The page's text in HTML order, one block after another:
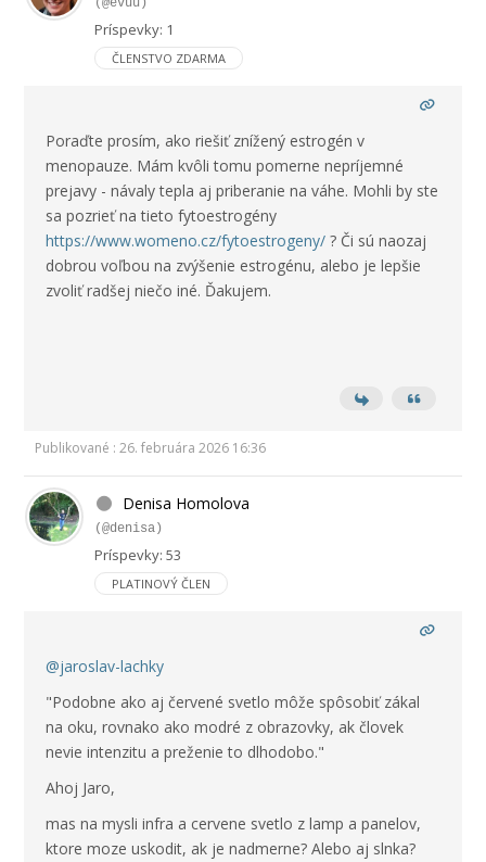
(@evuu)
Príspevky: 1
ČLENSTVO ZDARMA
Poraďte prosím, ako riešiť znížený estrogén v
menopauze. Mám kvôli tomu pomerne nepríjemné
prejavy - návaly tepla aj priberanie na váhe. Mohli by ste
sa pozrieť na tieto fytoestrogény
https://www.womeno.cz/fytoestrogeny/? Či sú naozaj
dobrou voľbou na zvýšenie estrogénu, alebo je lepšie
zvoliť radšej niečo iné. Ďakujem.
Publikované : 26. februára 2026 16:36
Denisa Homolova
(@denisa)
Príspevky: 53
PLATINOVÝ ČLEN
@jaroslav-lachky
"Podobne ako aj červené svetlo môže spôsobiť zákal
na oku, rovnako ako modré z obrazovky, ak človek
nevie intenzitu a preženie to dlhodobo."
Ahoj Jaro,
mas na mysli infra a cervene svetlo z lamp a panelov,
ktore moze uskodit, ak je nadmerne? Alebo aj slnka?